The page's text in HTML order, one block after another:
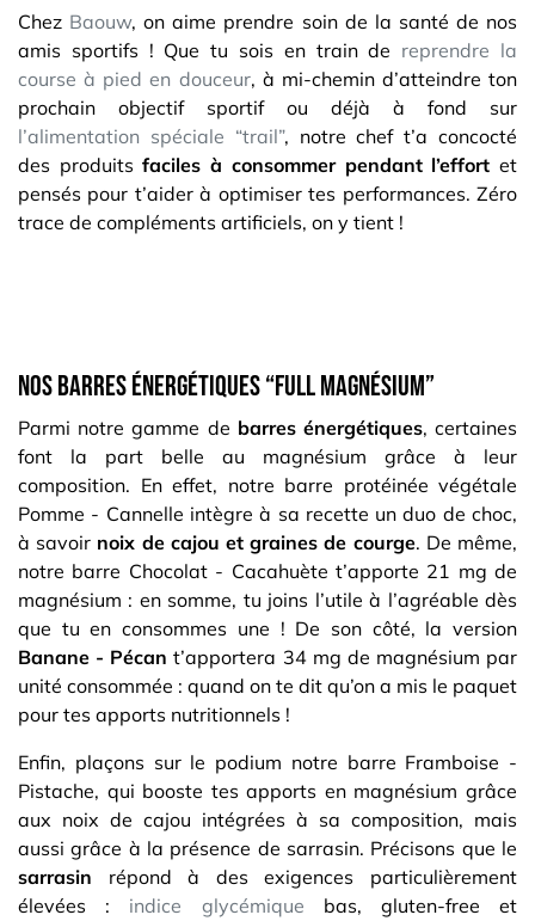
Chez Baouw, on aime prendre soin de la santé de nos
amis sportifs ! Que tu sois en train de reprendre la
course à pied en douceur, à mi-chemin d’atteindre ton
prochain objectif sportif ou déjà à fond sur
l’alimentation spéciale “trail”, notre chef t’a concocté
des produitsfaciles à consommer pendant l’effort et
pensés pour t’aider à optimiser tes performances. Zéro
trace de compléments artificiels, on y tient !
Nos barres énergétiques “full magnésium”
Parmi notre gamme de barres énergétiques, certaines
font la part belle au magnésium grâce à leur
composition. En effet, notre barre protéinée végétale
Pomme - Cannelle intègre à sa recette un duo de choc,
à savoir noix de cajou et graines de courge. De même,
notre barre Chocolat - Cacahuète t’apporte 21 mg de
magnésium : en somme, tu joins l’utile à l’agréable dès
que tu en consommes une ! De son côté, la version
Banane - Pécan t’apportera 34 mg de magnésium par
unité consommée : quand on te dit qu’on a mis le paquet
pour tes apports nutritionnels !
Enfin, plaçons sur le podium notre barre Framboise -
Pistache, qui booste tes apports en magnésium grâce
aux noix de cajou intégrées à sa composition, mais
aussi grâce à la présence de sarrasin. Précisons que le
sarrasin répond à des exigences particulièrement
élevées : indice glycémique bas, gluten-free et